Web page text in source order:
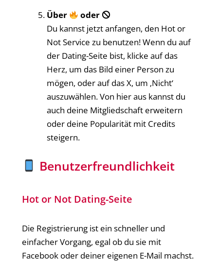
Über
oder 🛇
Du kannst jetzt anfangen, den Hot or
Not Service zu benutzen! Wenn du auf
der Dating-Seite bist, klicke auf das
Herz, um das Bild einer Person zu
mögen, oder auf das X, um ‚Nicht‘
auszuwählen. Von hier aus kannst du
auch deine Mitgliedschaft erweitern
oder deine Popularität mit Credits
steigern.
Benutzerfreundlichkeit
Hot or Not Dating-Seite
Die Registrierung ist ein schneller und
einfacher Vorgang, egal ob du sie mit
Facebook oder deiner eigenen E-Mail machst.